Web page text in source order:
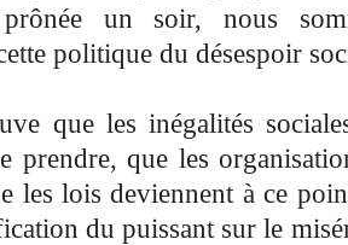
prônée un soir, nous
politique du désespoir
que les inégalités
prendre, que les
les lois deviennent à ce
du puissant sur le